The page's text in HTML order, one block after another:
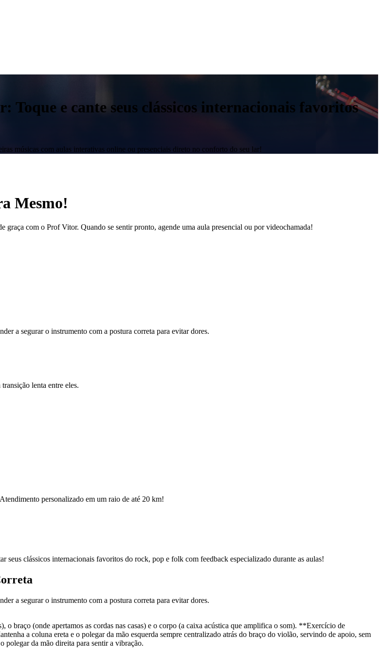
e cante seus clássicos internacionais favoritos
músicas com aulas interativas online ou presenciais direto no conforto do seu lar!
Mesmo!
graça com o Prof Vitor. Quando se sentir pronto, agende uma aula presencial ou por videochamada!
a segurar o instrumento com a postura correta para evitar dores.
lenta entre eles.
personalizado em um raio de até 20 km!
seus clássicos internacionais favoritos do rock, pop e folk com feedback especializado durante as aulas!
a segurar o instrumento com a postura correta para evitar dores.
o braço (onde apertamos as cordas nas casas) e o corpo (a caixa acústica que amplifica o som). **Exercício de
a coluna ereta e o polegar da mão esquerda sempre centralizado atrás do braço do violão, servindo de apoio, sem
polegar da mão direita para sentir a vibração.